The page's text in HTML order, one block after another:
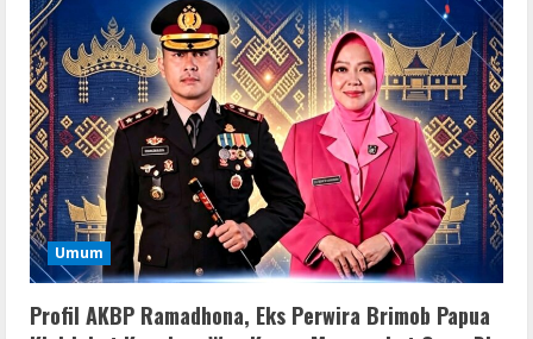
Umum
Profil AKBP Ramadhona, Eks Perwira Brimob Papua
FL Studio Portable + License Key